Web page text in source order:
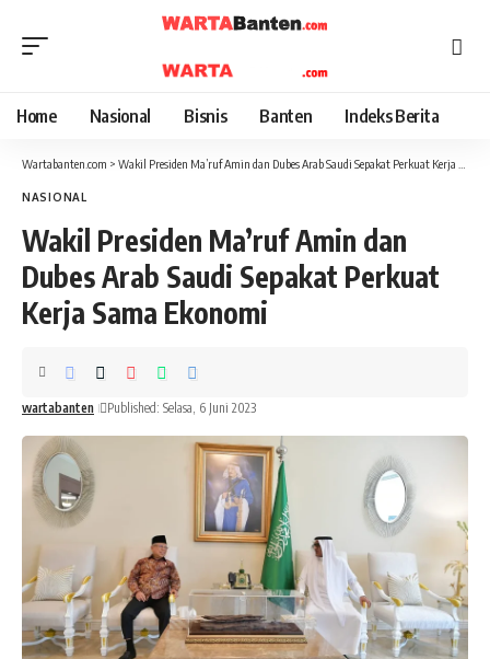
Home Nasional Bisnis Banten Indeks Berita
Wartabanten.com > Wakil Presiden Ma’ruf Amin dan Dubes Arab Saudi Sepakat Perkuat Kerja Sama Ekonomi
NASIONAL
Wakil Presiden Ma’ruf Amin dan
Dubes Arab Saudi Sepakat Perkuat
Kerja Sama Ekonomi
wartabanten Published: Selasa, 6 Juni 2023